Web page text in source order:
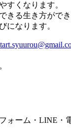
すくなります。
る生き方がで
になります。
ォーム・LINE・